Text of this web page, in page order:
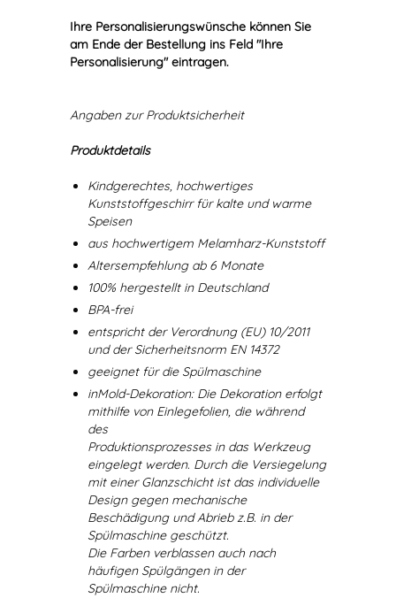
Ihre Personalisierungswünsche können Sie
am Ende der Bestellung ins Feld "Ihre
Personalisierung" eintragen.
Angaben zur Produktsicherheit
Produktdetails
Kindgerechtes, hochwertiges
Kunststoffgeschirr für kalte und warme
Speisen
aus hochwertigem Melamharz-Kunststoff
Altersempfehlung ab 6 Monate
100% hergestellt in Deutschland
BPA-frei
entspricht der Verordnung (EU) 10/2011
und der Sicherheitsnorm EN 14372
geeignet für die Spülmaschine
inMold-Dekoration: Die Dekoration erfolgt
mithilfe von Einlegefolien, die während
des
Produktionsprozesses in das Werkzeug
eingelegt werden. Durch die Versiegelung
mit einer Glanzschicht ist das individuelle
Design gegen mechanische
Beschädigung und Abrieb z.B. in der
Spülmaschine geschützt.
Die Farben verblassen auch nach
häufigen Spülgängen in der
Spülmaschine nicht.